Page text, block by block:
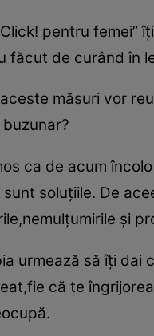
pentru femei”
făcut de curând în
măsuri vor
ca de acum
soluţiile. De
şi
urmează să îţi dai
că te